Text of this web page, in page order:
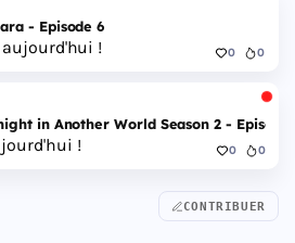
- Episode 6
! 0 0
in Another World Season 2 - Episode
! 0 0
CONTRIBUER